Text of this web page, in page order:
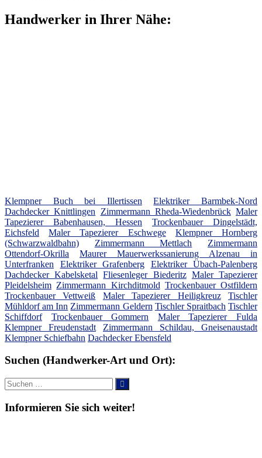
Handwerker in Ihrer Nähe:
Klempner Buch bei Illertissen
Elektriker Barmbek-Nord
Dachdecker Knittlingen
Zimmermann Rheda-Wiedenbrück Maler
Tapezierer Babenhausen, Hessen
Trockenbauer Dingelstädt,
Eichsfeld
Maler Tapezierer Eschwege
Klempner Hornberg
(Schwarzwaldbahn)
Zimmermann Mettlach
Zimmermann
Ottendorf-Okrilla
Maurer Mauerwerkssanierung Alzenau in
Unterfranken
Elektriker Grafenberg
Elektriker Übach-Palenberg
Dachdecker Kabelsketal
Fliesenleger Biederitz Maler Tapezierer
Pleidelsheim Zimmermann Kirchditmold Trockenbauer Ostfildern
Trockenbauer Vettweiß
Maler Tapezierer Heiligkreuz
Tischler
Mühldorf am Inn Zimmermann Geldern Tischler Spraitbach Tischler
Schiffdorf
Trockenbauer Gommern
Maler Tapezierer Fulda
Klempner Freudenstadt
Zimmermann Schildau, Gneisenaustadt
Klempner Schiefbahn Dachdecker Ebensfeld
Suchen (Handwerker-Art und Ort):
Suche
nach:
Suchen
Informieren Sie sich weiter!